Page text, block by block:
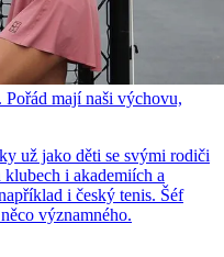
mají naši výchovu,
už jako děti se svými rodiči
i akademiích a
i český tenis. Šéf
významného.